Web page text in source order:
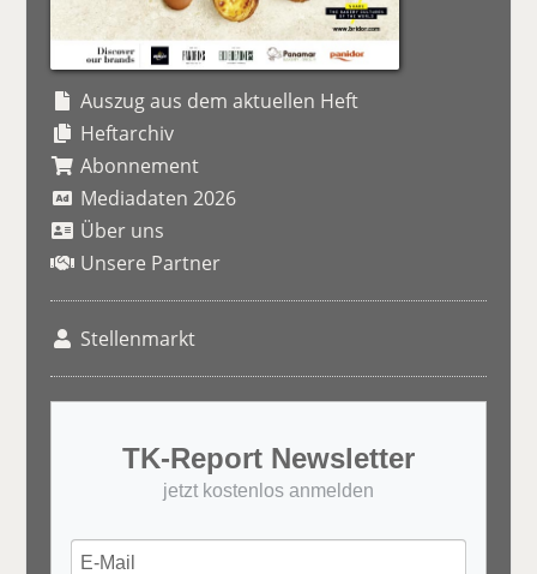
Auszug aus dem aktuellen Heft
Heftarchiv
Abonnement
Mediadaten 2026
Über uns
Unsere Partner
Stellenmarkt
TK-Report Newsletter
jetzt kostenlos anmelden